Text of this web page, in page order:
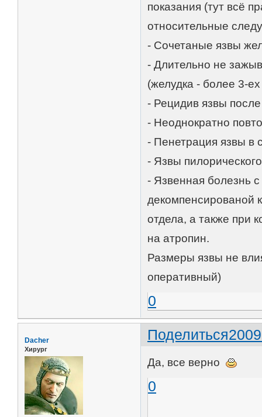
показания (тут всё
относительные
- Сочетаные язвы
- Длительно не
(желудка - более 3-
- Рецидив язвы
- Неоднократно
- Пенетрация язвы в
- Язвы
- Язвенная болезнь
декомпенсированой
отдела, а также при
на атропин.
Размеры язвы не
оперативный)
0
Поделиться
Dacher
Хирург
Да, все верно
0